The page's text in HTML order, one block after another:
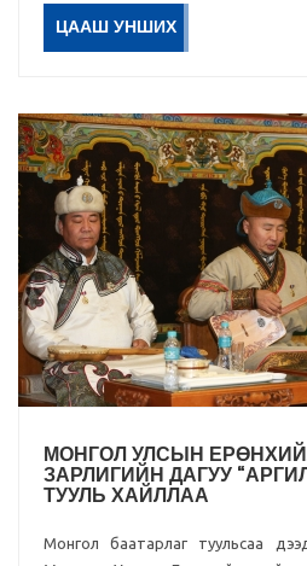
ЦААШ УНШИХ
МОНГОЛ УЛСЫН
ЗАРЛИГИЙН ДАГУУ
ТУУЛЬ ХАЙЛЛАА
Монгол баатарлаг туульсаа